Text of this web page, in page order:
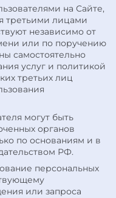
на Сайте,
третьими лицами
независимо от
или по поручению
самостоятельно
услуг и политикой
третьих лиц
могут быть
органов
по основаниям и в
РФ.
персональных
или запроса